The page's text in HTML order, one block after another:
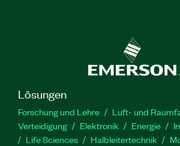
Lösungen
Forschung und Lehre
Luft- und
Verteidigung
Elektronik Energie
Life Sciences
Halbleitertechnik